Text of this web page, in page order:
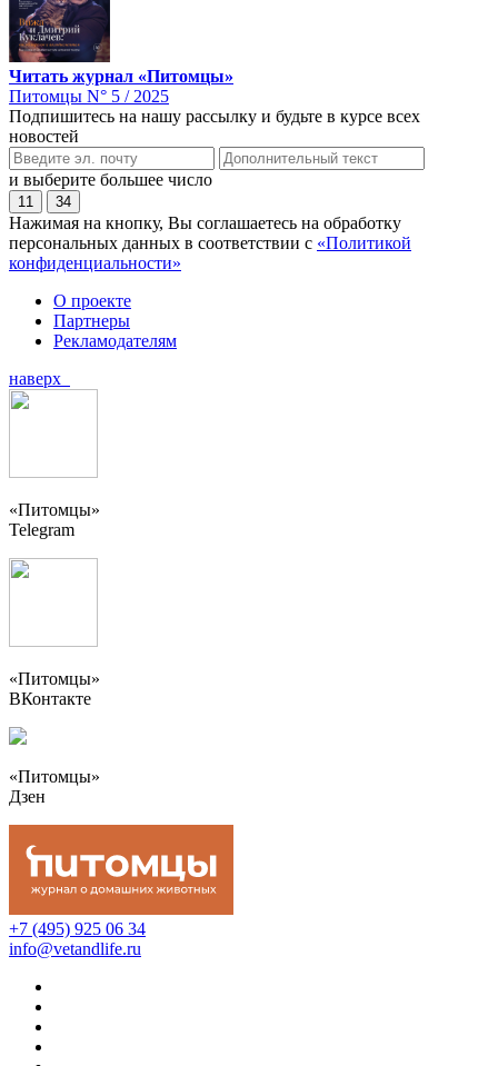
Читать журнал «Питомцы»
Питомцы N° 5 / 2025
Подпишитесь на нашу рассылку и будьте в курсе всех
новостей
и выберите большее число
11 34
Нажимая на кнопку, Вы соглашаетесь на обработку
персональных данных в соответствии с «Политикой
конфиденциальности»
О проекте
Партнеры
Рекламодателям
наверх
«Питомцы»
Telegram
«Питомцы»
ВКонтакте
«Питомцы»
Дзен
+7 (495) 925 06 34
info@vetandlife.ru